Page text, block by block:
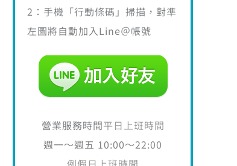
2：手機「行動條碼」掃描，對準
左圖將自動加入Line＠帳號
營業服務時間平日上班時間
週一～週五 10:00～22:00